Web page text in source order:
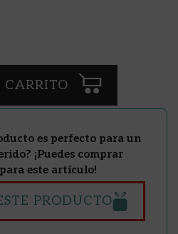
es perfecto para un
¡Puedes comprar
este artículo!
PRODUCTO